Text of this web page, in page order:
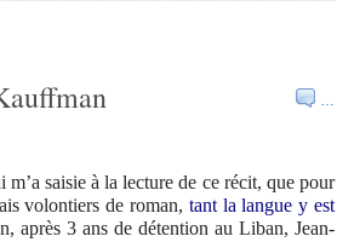
…
m’a saisie à la lecture de ce récit, que pour
volontiers de roman, tant la langue y est
après 3 ans de détention au Liban, Jean-